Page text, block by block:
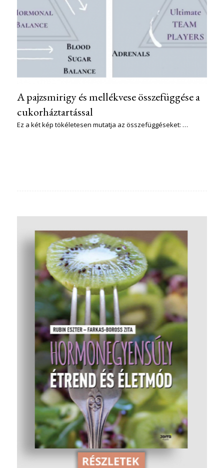
A pajzsmirigy és mellékvese összefüggése a
cukorháztartással
Ez a két kép tökéletesen mutatja az összefüggéseket: …